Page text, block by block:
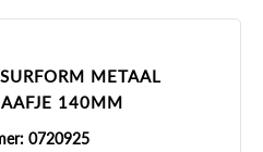
METAAL
140MM
0720925